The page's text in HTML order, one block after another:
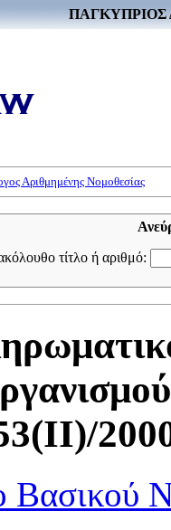
ΠΑΓΚΥΠΡΙΟΣ
Αριθμημένης Νομοθεσίας
τίτλο ή αριθμό:
Βασικού